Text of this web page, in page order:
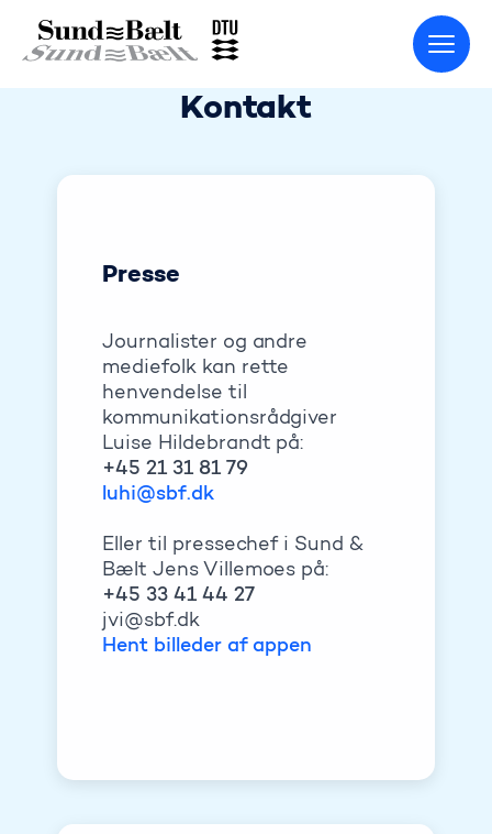
Kontakt
Presse
Journalister og andre
mediefolk kan rette
henvendelse til
kommunikationsrådgiver
Luise Hildebrandt på:
+45 21 31 81 79
luhi@sbf.dk
Eller til pressechef i Sund &
Bælt Jens Villemoes på:
+45 33 41 44 27
jvi@sbf.dk
Hent billeder af appen